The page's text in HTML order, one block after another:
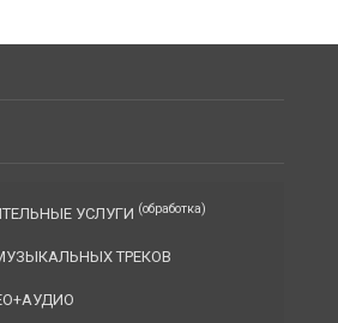
УСЛУГИ (обработка)
ТРЕКОВ